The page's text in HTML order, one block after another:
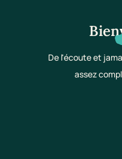
De l'écoute et
assez